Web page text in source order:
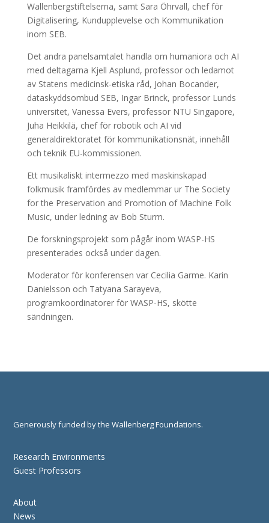
Wallenbergstiftelserna, samt Sara Öhrvall, chef för
Digitalisering, Kundupplevelse och Kommunikation
inom SEB.
Det andra panelsamtalet handla om humaniora och AI
med deltagarna Kjell Asplund, professor och ledamot
av Statens medicinsk-etiska råd, Johan Bocander,
dataskyddsombud SEB, Ingar Brinck, professor Lunds
universitet, Vanessa Evers, professor NTU Singapore,
Juha Heikkilä, chef för robotik och AI vid
generaldirektoratet för kommunikationsnät, innehåll
och teknik EU-kommissionen.
Ett musikaliskt intermezzo med maskinskapad
folkmusik framfördes av medlemmar ur The Society
for the Preservation and Promotion of Machine Folk
Music, under ledning av Bob Sturm.
De forskningsprojekt som pågår inom WASP-HS
presenterades också under dagen.
Moderator för konferensen var Cecilia Garme. Karin
Danielsson och Tatyana Sarayeva,
programkoordinatorer för WASP-HS, skötte
sändningen.
Generously funded by the Wallenberg Foundations.
Research Environments
Guest Professors
About
News